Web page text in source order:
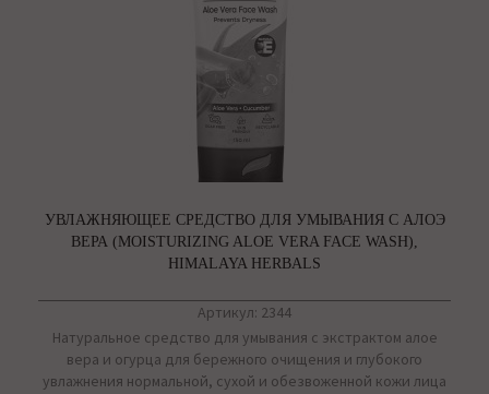
УВЛАЖНЯЮЩЕЕ СРЕДСТВО ДЛЯ УМЫВАНИЯ С АЛОЭ
ВЕРА (MOISTURIZING ALOE VERA FACE WASH),
HIMALAYA HERBALS
Артикул: 2344
Натуральное средство для умывания с экстрактом алое
вера и огурца для бережного очищения и глубокого
увлажнения нормальной, сухой и обезвоженной кожи лица